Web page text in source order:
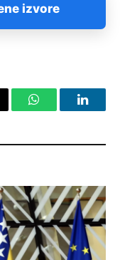
izvore
WhatsApp